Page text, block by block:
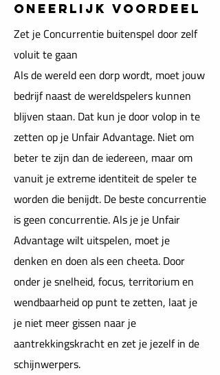
ONEERLIJK VOORDEEL
Zet je Concurrentie buitenspel door zelf
voluit te gaan
Als de wereld een dorp wordt, moet jouw
bedrijf naast de wereldspelers kunnen
blijven staan. Dat kun je door volop in te
zetten op je Unfair Advantage. Niet om
beter te zijn dan de iedereen, maar om
vanuit je extreme identiteit de speler te
worden die benijdt. De beste concurrentie
is geen concurrentie. Als je je Unfair
Advantage wilt uitspelen, moet je
denken en doen als een cheeta. Door
onder je snelheid, focus, territorium en
wendbaarheid op punt te zetten, laat je
je niet meer gissen naar je
aantrekkingskracht en zet je jezelf in de
schijnwerpers.